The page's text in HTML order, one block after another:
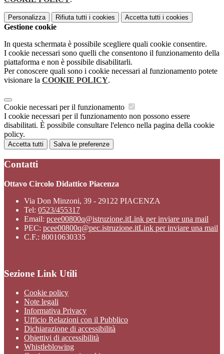
Personalizza Rifiuta tutti i cookies Accetta tutti i cookies
Gestione cookie
In questa schermata è possibile scegliere quali cookie consentire.
I cookie necessari sono quelli che consentono il funzionamento della
piattaforma e non è possibile disabilitarli.
Per conoscere quali sono i cookie necessari al funzionamento potete
visionare la COOKIE POLICY.
Cookie necessari per il funzionamento
I cookie necessari per il funzionamento non possono essere
disabilitati. È possibile consultare l'elenco nella pagina della cookie
policy.
Accetta tutti Salva le preferenze
Contatti
Ottavo Circolo Didattico Piacenza
Via Don Minzoni, 39 - 29122 PIACENZA
Tel: 0523/455317
Email: pcee00800q@istruzione.itLink per inviare una mail
PEC: pcee00800q@pec.istruzione.itLink per inviare una mail
C.F.: 80010630335
Sezione Link Utili
Cookie policy
Note legali
Informativa Privacy
Ufficio Relazioni con il Pubblico
Dichiarazione di accessibilità
Obiettivi di accessibilità
Whistleblowing